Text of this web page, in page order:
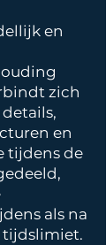
en
zich
en
tijdens de
als na
tijdslimiet.